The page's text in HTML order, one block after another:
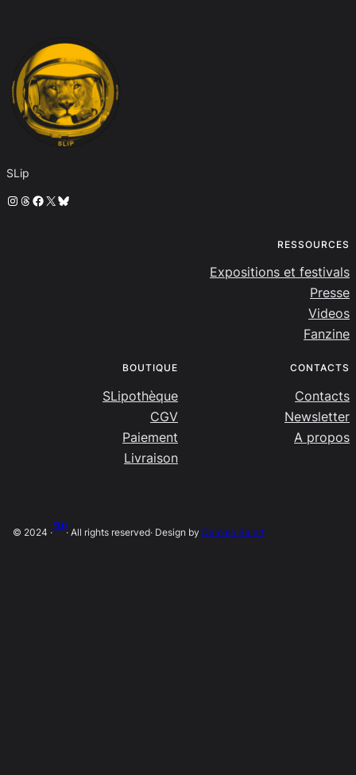
SLip
Instagram
Threads
Facebook
X Bluesky
RESSOURCES
Expositions et festivals
Presse
Videos
Fanzine
BOUTIQUE
SLipothèque
CGV
Paiement
Livraison
CONTACTS
Contacts
Newsletter
A propos
© 2024 ·
SLip
· All rights reserved· Design by Damien Salort